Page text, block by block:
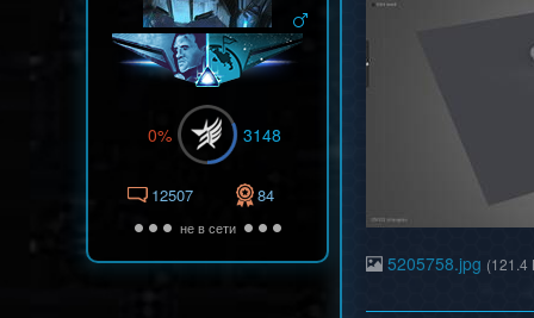
0% 3148
12507 84
не в сети
5205758.jpg (121.4